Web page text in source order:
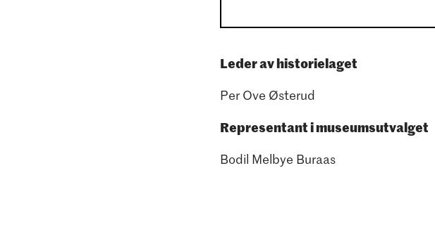
Leder av historielaget
Per Ove Østerud
Representant i museumsutvalget
Bodil Melbye Buraas